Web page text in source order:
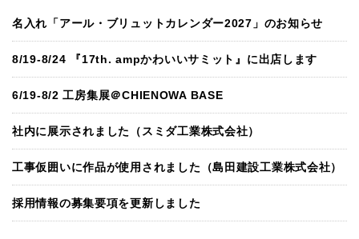
名入れ「アール・ブリュットカレンダー2027」のお知らせ
8/19-8/24 『17th. ampかわいいサミット』に出店します
6/19-8/2 工房集展＠CHIENOWA BASE
社内に展示されました（スミダ工業株式会社）
工事仮囲いに作品が使用されました（島田建設工業株式会社）
採用情報の募集要項を更新しました